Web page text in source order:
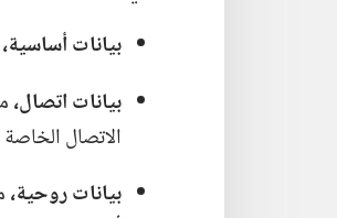
بيانات أساسية،‏
بيانات اتصال،‏
الاتصال
بيانات روحية،‏